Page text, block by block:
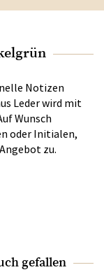
Notizen
Leder wird mit
Wunsch
oder Initialen,
zu.
gefallen